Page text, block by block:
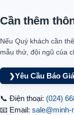
Cần thêm
Nếu Quý khách cần
mẫu thử, đội ngũ của
❯Yêu Cầu Báo Giá
📞 Điện thoại: (024)
📧 Email: sale@minh-